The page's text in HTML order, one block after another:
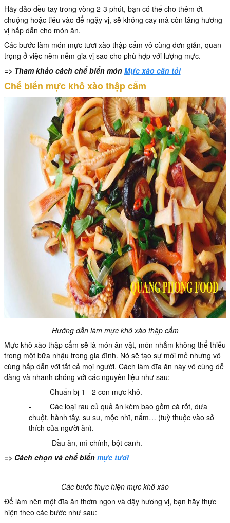
Hãy đảo đều tay trong vòng 2-3 phút, bạn có thể cho thêm ớt
chuộng hoặc tiêu vào để ngậy vị, sẽ không cay mà còn tăng hương
vị hấp dẫn cho món ăn.
Các bước làm món mực tươi xào thập cẩm vô cùng đơn giản, quan
trọng ở việc nêm nếm gia vị sao cho phù hợp với lượng mực.
=> Tham khảo cách chế biến món Mực xào cần tỏi
Chế biến mực khô xào thập cẩm
Hướng dẫn làm mực khô xào thập cẩm
Mực khô xào thập cẩm sẽ là món ăn vặt, món nhắm không thể thiếu
trong một bữa nhậu trong gia đình. Nó sẽ tạo sự mới mẻ nhưng vô
cùng hấp dẫn với tất cả mọi người. Cách làm đĩa ăn này vô cùng dễ
dàng và nhanh chóng với các nguyên liệu như sau:
- Chuẩn bị 1 - 2 con mực khô.
- Các loại rau củ quả ăn kèm bao gồm cà rốt, dưa
chuột, hành tây, su su, mộc nhĩ, nấm… (tuỳ thuộc vào sở
thích của người ăn).
- Dầu ăn, mì chính, bột canh.
=> Cách chọn và chế biến mực tươi
Các bước thực hiện mực khô xào
Để làm nên một đĩa ăn thơm ngon và dậy hương vị, bạn hãy thực
hiện theo các bước như sau: